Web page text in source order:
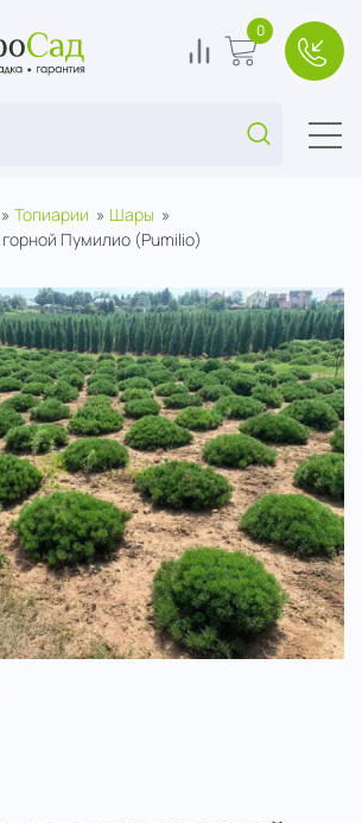
Поиск...
0 В корзину
0
Топиарии
Шары
Пумилио (Pumilio)